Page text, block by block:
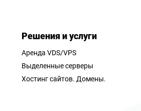
Решения и услуги
Аренда VDS/VPS
Выделенные серверы
Хостинг сайтов. Домены.